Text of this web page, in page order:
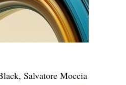
Salvatore Moccia